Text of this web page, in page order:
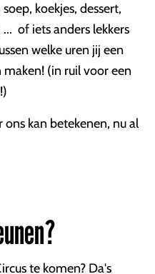
koekjes, dessert,
of iets anders lekkers
welke uren jij een
(in ruil voor een
kan betekenen, nu al
te komen? Da's